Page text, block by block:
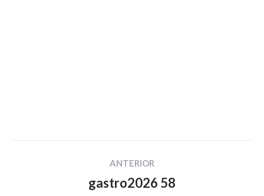
ANTERIOR
Proyecto
gastro2026 58